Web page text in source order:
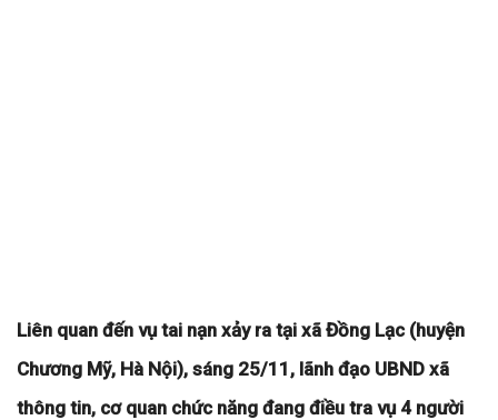
Liên quan đến vụ tai nạn xảy ra tại xã Đồng Lạc (huyện
Chương Mỹ, Hà Nội), sáng 25/11, lãnh đạo UBND xã
thông tin, cơ quan chức năng đang điều tra vụ 4 người